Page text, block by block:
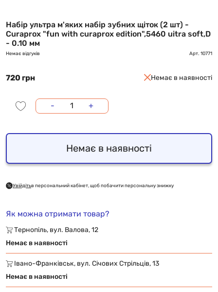
Набір ультра м'яких набір зубних щіток (2 шт) -
Curaprox "fun with curaprox edition",5460 uitra soft,D
- 0.10 мм
Немає відгуків Арт. 10771
720 грн Немає в наявності
- +
Немає в наявності
Увійдітьв персональний кабінет, щоб побачити персональну знижку
Як можна отримати товар?
Тернопіль, вул. Валова, 12
Немає в наявності
Івано-Франківськ, вул. Січових Стрільців, 13
Немає в наявності